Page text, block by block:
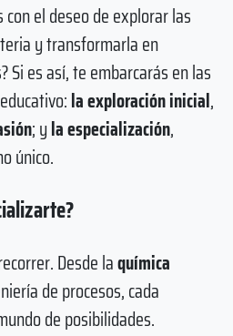
el deseo de explorar las
y transformarla en
Si es así, te embarcarás en las
la exploración inicial,
; yla especialización,
único.
Desde laquímica
de procesos, cada
de posibilidades.